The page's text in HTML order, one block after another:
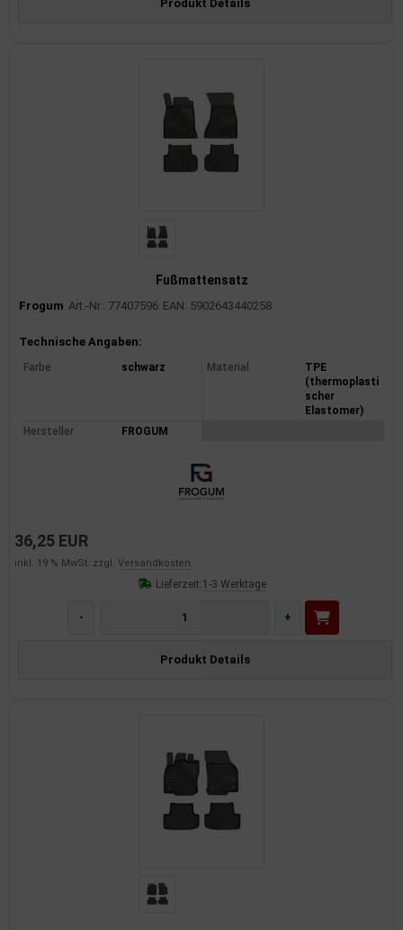
Produkt Details
Fußmattensatz
Frogum Art.-Nr.: 77407596 EAN: 5902643440258
Produktinformationen
Technische Angaben:
Farbe schwarz Material
TPE
(thermoplasti
scher
Elastomer)
Hersteller
FROGUM
36,25 EUR
inkl. 19 % MwSt. zzgl. Versandkosten
Lieferzeit:1-3 Werktage
- +
Produkt Details